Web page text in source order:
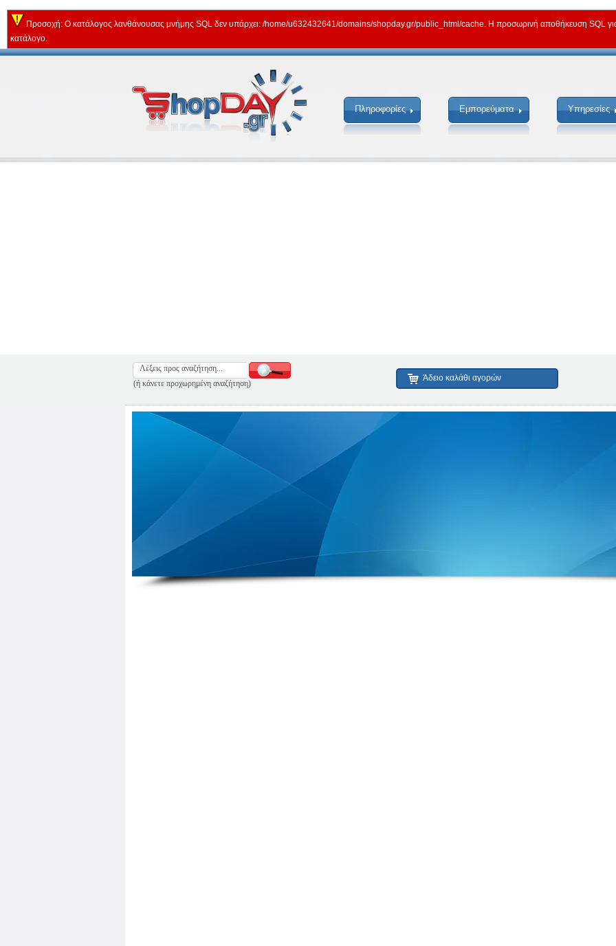
Προσοχή: Ο κατάλογος λανθάνουσας μνήμης SQL δεν υπάρχει: /home/u632432641/domains/shopday.gr/public_html/cache. Η προσωρινή αποθήκευση SQL για
κατάλογο.
Πληροφορίες Εμπορεύματα Υπηρεσίες
(ή κάνετε προχωρημένη αναζήτηση)
Άδειο καλάθι αγορών